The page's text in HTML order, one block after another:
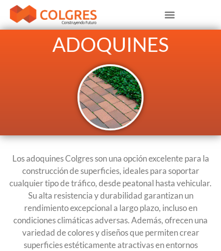
ADOQUINES
Los adoquines Colgres son una opción excelente para la
construcción de superficies, ideales para soportar
cualquier tipo de tráfico, desde peatonal hasta vehicular.
Su alta resistencia y durabilidad garantizan un
rendimiento excepcional a largo plazo, incluso en
condiciones climáticas adversas. Además, ofrecen una
variedad de colores y diseños que permiten crear
superficies estéticamente atractivas en entornos